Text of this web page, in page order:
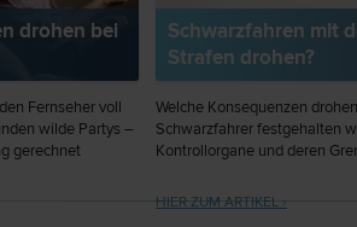
drohen bei
Fernseher voll
wilde Partys –
gerechnet
Schwarzfahren mit
Strafen drohen?
Welche Konsequenzen
Schwarzfahrer festgehalten
Kontrollorgane und deren
HIER ZUM ARTIKEL ›